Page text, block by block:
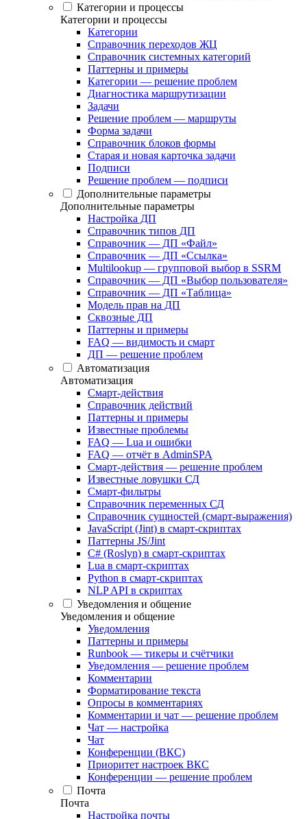
Категории и процессы
Категории и процессы
Категории
Справочник переходов ЖЦ
Справочник системных категорий
Паттерны и примеры
Категории — решение проблем
Диагностика маршрутизации
Задачи
Решение проблем — маршруты
Форма задачи
Справочник блоков формы
Старая и новая карточка задачи
Подписи
Решение проблем — подписи
Дополнительные параметры
Дополнительные параметры
Настройка ДП
Справочник типов ДП
Справочник — ДП «Файл»
Справочник — ДП «Ссылка»
Multilookup — групповой выбор в SSRM
Справочник — ДП «Выбор пользователя»
Справочник — ДП «Таблица»
Модель прав на ДП
Сквозные ДП
Паттерны и примеры
FAQ — видимость и смарт
ДП — решение проблем
Автоматизация
Автоматизация
Смарт-действия
Справочник действий
Паттерны и примеры
Известные проблемы
FAQ — Lua и ошибки
FAQ — отчёт в AdminSPA
Смарт-действия — решение проблем
Известные ловушки СД
Смарт-фильтры
Справочник переменных СД
Справочник сущностей (смарт-выражения)
JavaScript (Jint) в смарт-скриптах
Паттерны JS/Jint
C# (Roslyn) в смарт-скриптах
Lua в смарт-скриптах
Python в смарт-скриптах
NLP API в скриптах
Уведомления и общение
Уведомления и общение
Уведомления
Паттерны и примеры
Runbook — тикеры и счётчики
Уведомления — решение проблем
Комментарии
Форматирование текста
Опросы в комментариях
Комментарии и чат — решение проблем
Чат — настройка
Чат
Конференции (ВКС)
Приоритет настроек ВКС
Конференции — решение проблем
Почта
Почта
Настройка почты